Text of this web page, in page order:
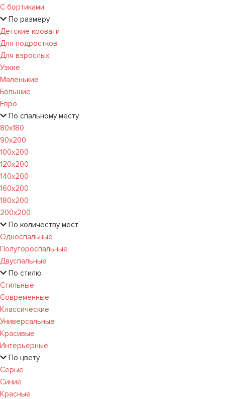
С бортиками
По размеру
Детские кровати
Для подростков
Для взрослых
Узкие
Маленькие
Большие
Евро
По спальному месту
80х180
90х200
100х200
120x200
140х200
160х200
180х200
200х200
По количеству мест
Односпальные
Полутороспальные
Двуспальные
По стилю
Стильные
Современные
Классические
Универсальные
Красивые
Интерьерные
По цвету
Серые
Синие
Красные